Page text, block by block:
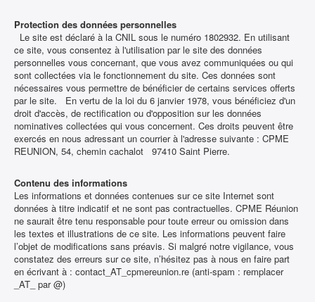
Protection des données personnelles
Le site est déclaré à la CNIL sous le numéro 1802932. En utilisant
ce site, vous consentez à l'utilisation par le site des données
personnelles vous concernant, que vous avez communiquées ou qui
sont collectées via le fonctionnement du site. Ces données sont
nécessaires vous permettre de bénéficier de certains services offerts
par le site. En vertu de la loi du 6 janvier 1978, vous bénéficiez d'un
droit d'accès, de rectification ou d'opposition sur les données
nominatives collectées qui vous concernent. Ces droits peuvent être
exercés en nous adressant un courrier à l'adresse suivante : CPME
REUNION, 54, chemin cachalot 97410 Saint Pierre.
Contenu des informations
Les informations et données contenues sur ce site Internet sont
données à titre indicatif et ne sont pas contractuelles. CPME Réunion
ne saurait être tenu responsable pour toute erreur ou omission dans
les textes et illustrations de ce site. Les informations peuvent faire
l’objet de modifications sans préavis. Si malgré notre vigilance, vous
constatez des erreurs sur ce site, n’hésitez pas à nous en faire part
en écrivant à : contact_AT_cpmereunion.re (anti-spam : remplacer
_AT_ par @)